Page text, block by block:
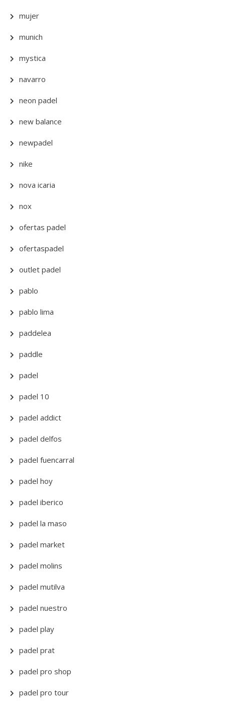
mujer
munich
mystica
navarro
neon padel
new balance
newpadel
nike
nova icaria
nox
ofertas padel
ofertaspadel
outlet padel
pablo
pablo lima
paddelea
paddle
padel
padel 10
padel addict
padel delfos
padel fuencarral
padel hoy
padel iberico
padel la maso
padel market
padel molins
padel mutilva
padel nuestro
padel play
padel prat
padel pro shop
padel pro tour